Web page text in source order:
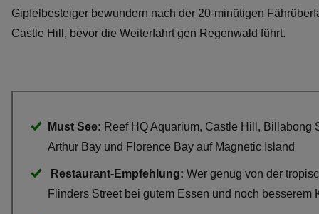
Gipfelbesteiger bewundern nach der 20-minütigen
Castle Hill, bevor die Weiterfahrt gen Regenwald führt.
Must See: Reef HQ Aquarium, Castle Hill, Billabong
Arthur Bay und Florence Bay auf Magnetic Island
Restaurant-Empfehlung: Wer genug von der
Flinders Street bei gutem Essen und noch besserem